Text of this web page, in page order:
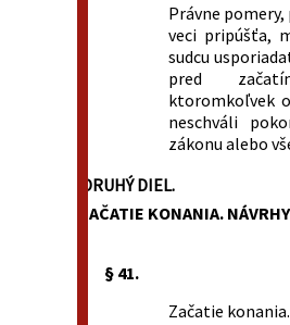
Právne
veci pripúšťa,
sudcu
pred
ktoromkoľvek
neschváli
zákonu alebo
DRUHÝ DIEL.
ZAČATIE KONANIA.
§ 41.
Začatie konania.